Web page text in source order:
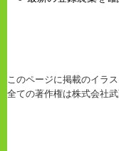
このページに掲載のイラ
全ての著作権は株式会社